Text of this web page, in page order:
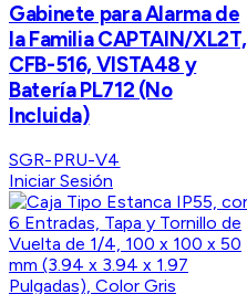
Gabinete para Alarma de
la Familia CAPTAIN/XL2T,
CFB-516, VISTA48 y
Batería PL712 (No
Incluida)
SGR-PRU-V4
Iniciar Sesión